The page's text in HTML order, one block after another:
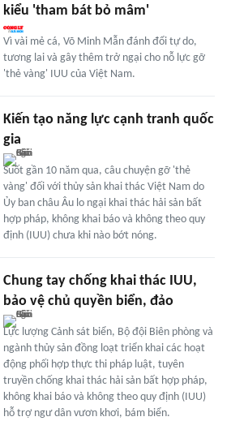
kiểu 'tham bát bỏ mâm'
Vì vài mẻ cá, Võ Minh Mẫn đánh đổi tự do,
tương lai và gây thêm trở ngại cho nỗ lực gỡ
'thẻ vàng' IUU của Việt Nam.
Kiến tạo năng lực cạnh tranh quốc
gia
Suốt gần 10 năm qua, câu chuyện gỡ 'thẻ
vàng' đối với thủy sản khai thác Việt Nam do
Ủy ban châu Âu lo ngại khai thác hải sản bất
hợp pháp, không khai báo và không theo quy
định (IUU) chưa khi nào bớt nóng.
Chung tay chống khai thác IUU,
bảo vệ chủ quyền biển, đảo
Lực lượng Cảnh sát biển, Bộ đội Biên phòng và
ngành thủy sản đồng loạt triển khai các hoạt
động phối hợp thực thi pháp luật, tuyên
truyền chống khai thác hải sản bất hợp pháp,
không khai báo và không theo quy định (IUU)
hỗ trợ ngư dân vươn khơi, bám biển.